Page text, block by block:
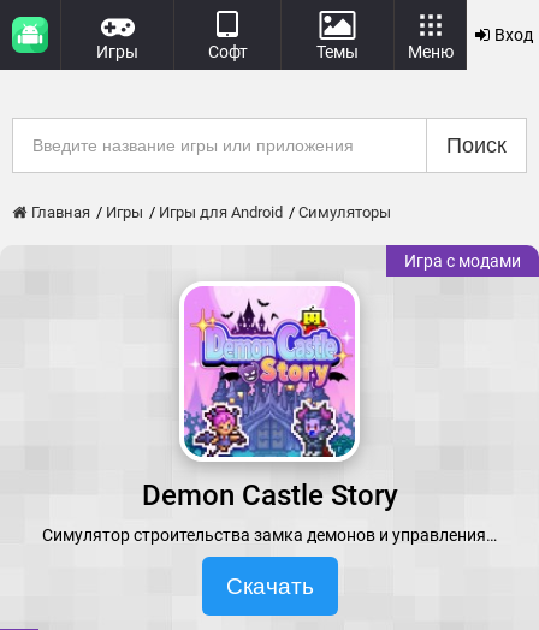
Игры Софт Темы Меню
Вход
Поиск
Главная Игры Игры для Android Симуляторы
Игра с модами
Demon Castle Story
Симулятор строительства замка демонов и управления…
Скачать